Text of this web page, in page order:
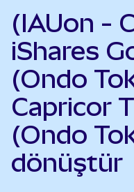
(IAUon -
iShares
(Ondo
Capricor
(Ondo
dönüştür